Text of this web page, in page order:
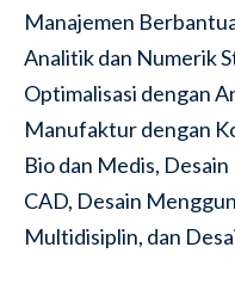
Manajemen
Analitik dan Numerik
Optimalisasi dengan
Manufaktur dengan
Bio dan Medis,
CAD, Desain
Multidisiplin, dan